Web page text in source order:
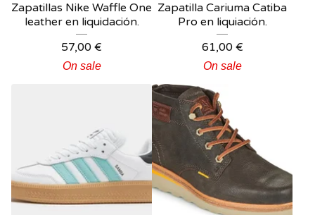
Zapatillas Nike Waffle One
leather en liquidación.
57,00 €
On sale
Zapatilla Cariuma Catiba
Pro en liquiación.
61,00 €
On sale